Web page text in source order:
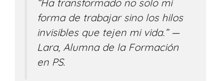
“Ha transformado no solo mi
forma de trabajar sino los hilos
invisibles que tejen mi vida.”—
Lara, Alumna de la Formación
en PS.